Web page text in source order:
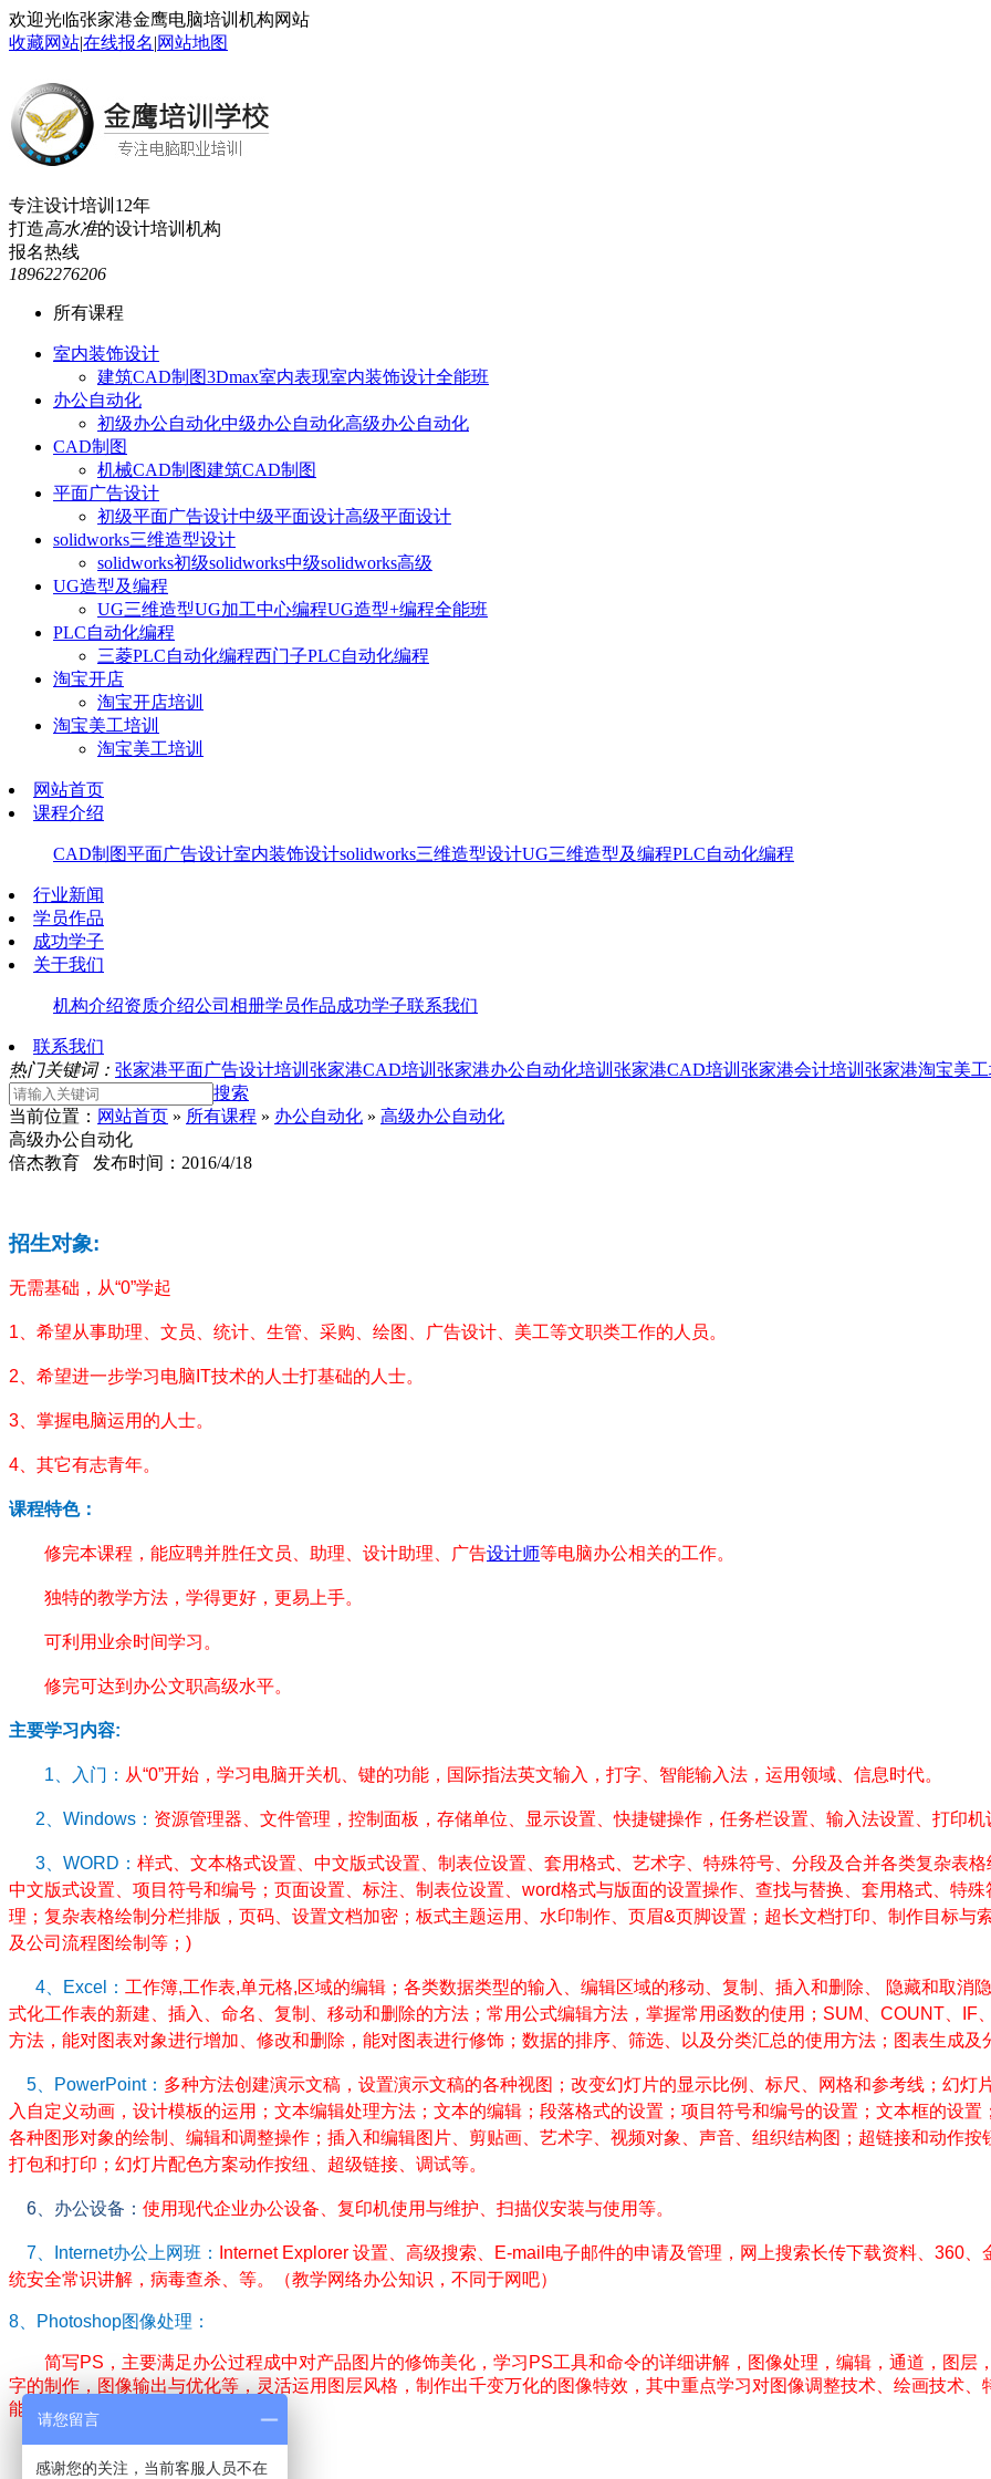
欢迎光临张家港金鹰电脑培训机构网站
收藏网站|在线报名|网站地图
专注设计培训12年
打造高水准的设计培训机构
报名热线
18962276206
所有课程
室内装饰设计
建筑CAD制图3Dmax室内表现室内装饰设计全能班
办公自动化
初级办公自动化中级办公自动化高级办公自动化
CAD制图
机械CAD制图建筑CAD制图
平面广告设计
初级平面广告设计中级平面设计高级平面设计
solidworks三维造型设计
solidworks初级solidworks中级solidworks高级
UG造型及编程
UG三维造型UG加工中心编程UG造型+编程全能班
PLC自动化编程
三菱PLC自动化编程西门子PLC自动化编程
淘宝开店
淘宝开店培训
淘宝美工培训
淘宝美工培训
网站首页
课程介绍
CAD制图平面广告设计室内装饰设计solidworks三维造型设计UG三维造型及编程PLC自动化编程
行业新闻
学员作品
成功学子
关于我们
机构介绍资质介绍公司相册学员作品成功学子联系我们
联系我们
热门关键词： 张家港平面广告设计培训 张家港CAD培训 张家港办公自动化培训 张家港CAD培训 张家港会计培训 张家港淘宝美
搜索
当前位置： 网站首页 » 所有课程 » 办公自动化 » 高级办公自动化
高级办公自动化
倍杰教育 发布时间：2016/4/18
招生对象:
无需基础，从“0”学起
1 、希望从事助理、文员、统计、生管、采购、绘图、广告设计、美工等文职类工作的人员。
2 、希望进一步学习电脑 IT技术的人士打基础的人士。
3 、掌握电脑运用的人士。
4 、其它有志青年。
课程特色：
修完本课程，能应聘并胜任文员、助理、设计助理、广告设计师等电脑办公相关的工作。
独特的教学方法，学得更好，更易上手。
可利用业余时间学习。
修完可达到办公文职高级水平。
主要学习内容:
1 、入门： 从“0”开始，学习电脑开关机、键的功能，国际指法英文输入，打字、智能输入法，运用领域、信息时代。
2 Windows ： 资源管理器、文件管理，控制面板，存储单位、显示设置、快捷键操作，任务栏设置、输入法设置、打印机
3 WORD ： 样式、文本格式设置、中文版式设置、制表位设置、套用格式、艺术字、特殊符号、分段及合并各类复杂表
中文版式设置、项目符号和编号；页面设置、标注、制表位设置、 word格式与版面的设置操作、查找与替换、套用格式、特
理；复杂表格绘制分栏排版，页码、设置文档加密；板式主题运用、水印制作、页眉&页脚设置；超长文档打印、制作目标与
及公司流程图绘制等； )
4 Excel ： 工作簿,工作表,单元格,区域的编辑；各类数据类型的输入、编辑区域的移动、复制、插入和删除、
隐藏和取消
式化工作表的新建、插入、命名、复制、移动和删除的方法；常用公式编辑方法，掌握常用函数的使用； SUM COUNT IF
方法，能对图表对象进行增加、修改和删除，能对图表进行修饰；数据的排序、筛选、以及分类汇总的使用方法；图表生成
5 PowerPoint： 多种方法创建演示文稿，设置演示文稿的各种视图；改变幻灯片的显示比例、标尺、网格和参考线；幻灯
入自定义动画，设计模板的运用；文本编辑处理方法；文本的编辑；段落格式的设置；项目符号和编号的设置；文本框的设
各种图形对象的绘制、编辑和调整操作；插入和编辑图片、剪贴画、艺术字、视频对象、声音、组织结构图；超链接和动作
打包和打印；幻灯片配色方案动作按纽、超级链接、调试等。
6 、办公设备： 使用现代企业办公设备、复印机使用与维护、扫描仪安装与使用等。
7 Internet办公上网班： Internet Explorer 设置、高级搜索、 E-mail 电子邮件的申请及管理，网上搜索长传下载资料、 360
统安全常识讲解，病毒查杀、等。（教学网络办公知识，不同于网吧）
8 Photoshop图像处理：
简写PS ，主要满足办公过程成中对产品图片的修饰美化，学习 PS工具和命令的详细讲解，图像处理，编辑，通道，图
字的制作，图像输出与优化等，灵活运用图层风格，制作出千变万化的图像特效，其中重点学习对图像调整技术、绘画技术
能进行了详细和透彻的讲解
请您留言
感谢您的关注，当前客服人员不在